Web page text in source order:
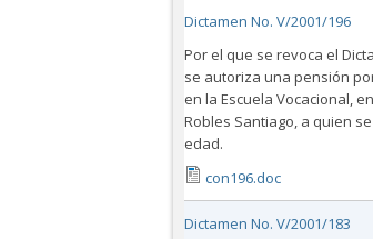
Dictamen No. V/2001/196
Por el que se revoca el
se autoriza una pensión
en la Escuela Vocacional,
Robles Santiago, a quien
edad.
con196.doc
Dictamen No. V/2001/183